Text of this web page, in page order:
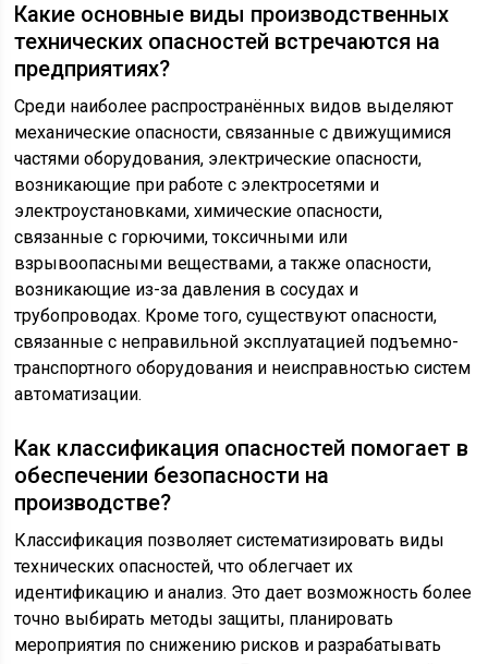
Какие основные виды производственных
технических опасностей встречаются на
предприятиях?
Среди наиболее распространённых видов выделяют
механические опасности, связанные с движущимися
частями оборудования, электрические опасности,
возникающие при работе с электросетями и
электроустановками, химические опасности,
связанные с горючими, токсичными или
взрывоопасными веществами, а также опасности,
возникающие из-за давления в сосудах и
трубопроводах. Кроме того, существуют опасности,
связанные с неправильной эксплуатацией подъемно-
транспортного оборудования и неисправностью систем
автоматизации.
Как классификация опасностей помогает в
обеспечении безопасности на
производстве?
Классификация позволяет систематизировать виды
технических опасностей, что облегчает их
идентификацию и анализ. Это дает возможность более
точно выбирать методы защиты, планировать
мероприятия по снижению рисков и разрабатывать